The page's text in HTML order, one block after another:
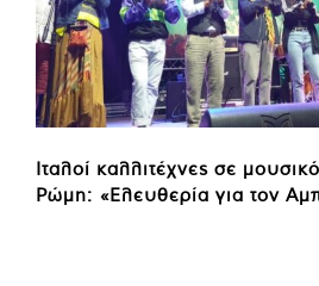
Ιταλοί καλλιτέχνες σε
Ρώμη: «Ελευθερία για τον